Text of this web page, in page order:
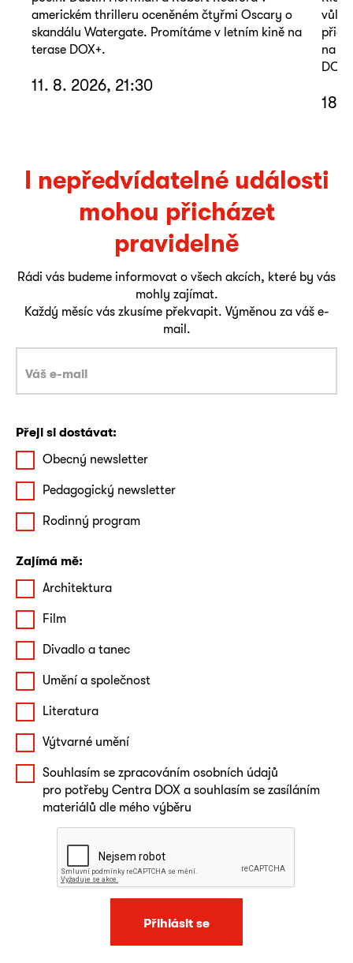
americkém thrilleru oceněném čtyřmi Oscary o
skandálu Watergate. Promítáme v letním kině na
terase DOX+.
11. 8. 2026, 21:30
vůle,
na
18.
I nepředvídatelné události
mohou přicházet
pravidelně
Rádi vás budeme informovat o všech akcích, které by vás
mohly zajímat.
Každý měsíc vás zkusíme překvapit. Výměnou za váš e-
mail.
Přeji si dostávat:
Obecný newsletter
Pedagogický newsletter
Rodinný program
Zajímá mě:
Architektura
Film
Divadlo a tanec
Umění a společnost
Literatura
Výtvarné umění
Souhlasím se zpracováním osobních údajů
pro potřeby Centra DOX a souhlasím se zasíláním
materiálů dle mého výběru
Přihlásit se